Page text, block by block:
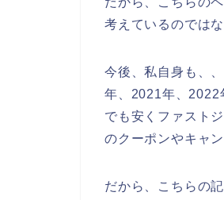
考えているのでは
今後、私自身も、
年、2021年、2022
でも安くファスト
のクーポンやキャ
だから、こちらの